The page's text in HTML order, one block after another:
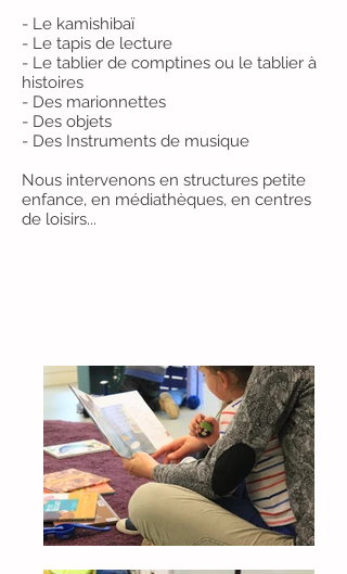
- Le kamishibaï
- Le tapis de lecture
- Le tablier de comptines ou le tablier à
histoires
- Des marionnettes
- Des objets
- Des Instruments de musique
Nous intervenons en structures petite
enfance, en médiathèques, en centres
de loisirs...